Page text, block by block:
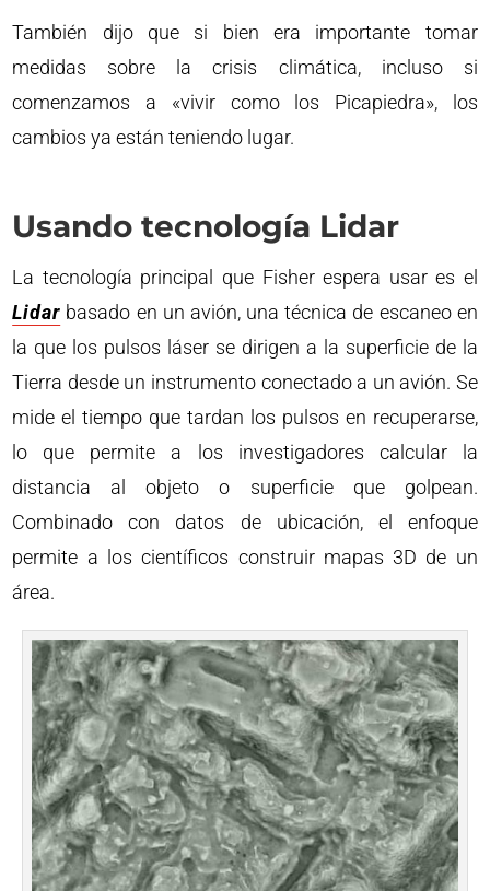
También dijo que si bien era importante tomar
medidas sobre la crisis climática, incluso si
comenzamos a «vivir como los Picapiedra», los
cambios ya están teniendo lugar.
Usando tecnología Lidar
La tecnología principal que Fisher espera usar es el
Lidar basado en un avión, una técnica de escaneo en
la que los pulsos láser se dirigen a la superficie de la
Tierra desde un instrumento conectado a un avión. Se
mide el tiempo que tardan los pulsos en recuperarse,
lo que permite a los investigadores calcular la
distancia al objeto o superficie que golpean.
Combinado con datos de ubicación, el enfoque
permite a los científicos construir mapas 3D de un
área.